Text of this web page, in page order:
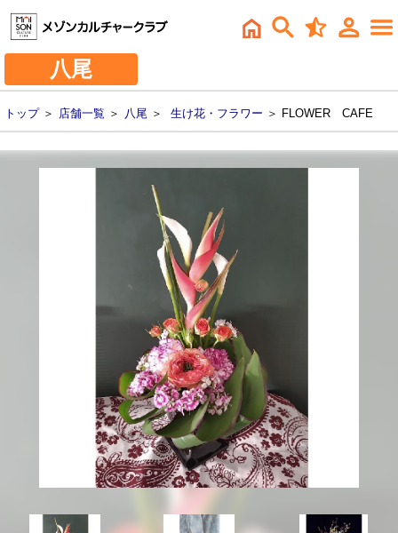
八尾
トップ＞ 店舗一覧 ＞ 八尾 ＞ 生け花・フラワー ＞ FLOWER CAFE